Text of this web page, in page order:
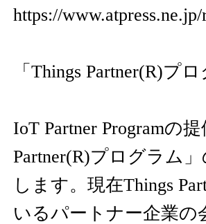
https://
「Things Partner(R)プ
IoT Partner Programの
Partner(R)プログラム
します。現在Things
いるパートナー企業の